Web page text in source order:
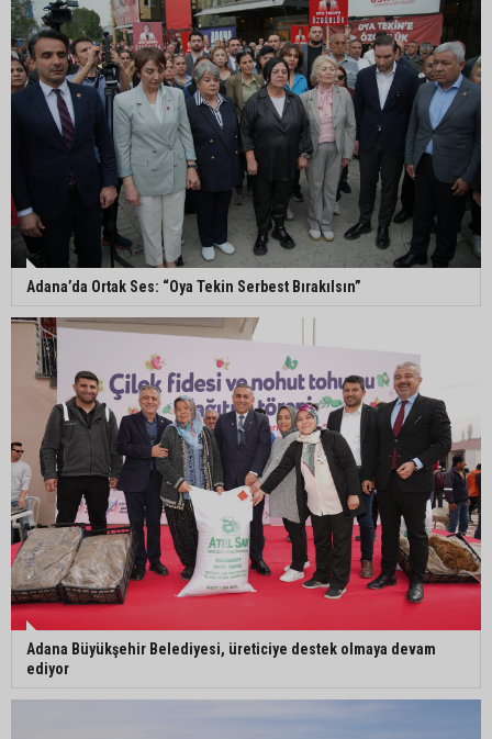
Pozantı’da İlçe Jandarma Komutanlığı ekipleri
vatandaşları dijital dolandırıcılığa karşı uyardı
Adana Lezzet Festivali için stratejik hazırlık
toplantısı yapıldı
Adana’da 478 yıllık Kemeraltı Camii’nde sprey
boya krizi: Vatandaşlar denetimlerin artırılmasını
istedi
Adana’ya acı haber: Adanalı polis memuru
İstanbul’daki kazada hayatını kaybetti
Feke Belediyesi’nden Çondu Mahallesi’nde yol
çalışması
Adana’da Ortak Ses: “Oya Tekin Serbest Bırakılsın”
Adana Büyükşehir Belediyesi, üreticiye destek olmaya devam
ediyor